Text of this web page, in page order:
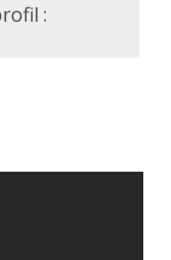
: